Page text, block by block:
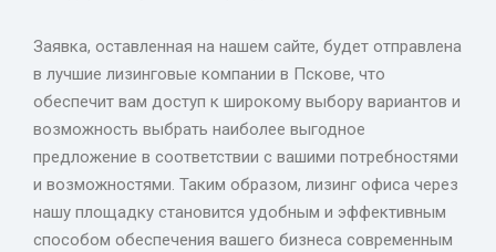
Заявка, оставленная на нашем сайте, будет отправлена
в лучшие лизинговые компании в Пскове, что
обеспечит вам доступ к широкому выбору вариантов и
возможность выбрать наиболее выгодное
предложение в соответствии с вашими потребностями
и возможностями. Таким образом, лизинг офиса через
нашу площадку становится удобным и эффективным
способом обеспечения вашего бизнеса современным